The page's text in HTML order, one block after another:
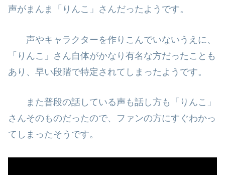
声がまんま「りんこ」さんだったようです。
声やキャラクターを作りこんでいないうえに、
「りんこ」さん自体がかなり 有名な方だったことも
あり、早い段階で特定されてしまったようです。
また普段の話している声も話し方も「りんこ」
さんそのものだったので、 ファンの方にすぐわかっ
てしまったそうです。